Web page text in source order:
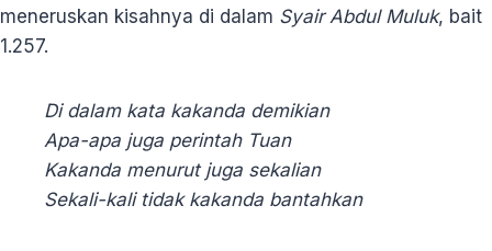
meneruskan kisahnya di dalam Syair Abdul Muluk, bait
1.257.
Di dalam kata kakanda demikian
Apa-apa juga perintah Tuan
Kakanda menurut juga sekalian
Sekali-kali tidak kakanda bantahkan